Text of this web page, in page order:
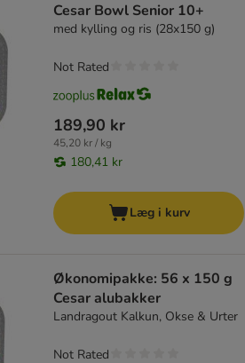
Cesar Bowl Senior 10+
med kylling og ris (28x150 g)
189,90 kr
45,20 kr / kg
180,41 kr
Not Rated
Læg i kurv
Økonomipakke: 56 x 150 g
Cesar alubakker
Landragout Kalkun, Okse & Urter
Not Rated